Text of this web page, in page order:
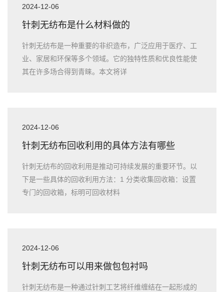
2024-12-06
针刺无纺布是什么材料做的
针刺无纺布是一种重要的非织造布，广泛应用于医疗、工
业、家居和环保等多个领域。它的独特性质和优良性能使
其在许多场合得到青睐。本文将详
2024-12-06
针刺无纺布回收利用的具体方法有哪些
针刺无纺布的回收利用是推动可持续发展的重要环节。以
下是一些具体的回收利用方法：1 分类收集回收箱：设置
专门的回收箱，标明可回收材料
2024-12-06
针刺无纺布可以用来做包包衬吗
针刺无纺布是一种通过针刺工艺将纤维缠结在一起形成的